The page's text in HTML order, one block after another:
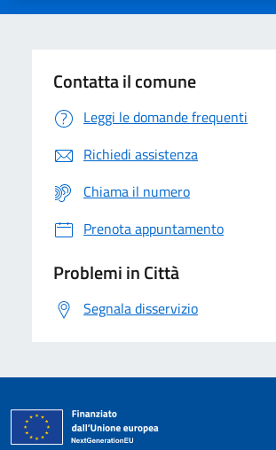
Contatta il comune
Leggi le domande frequenti
Richiedi assistenza
Chiama il numero
Prenota appuntamento
Problemi in Città
Segnala disservizio